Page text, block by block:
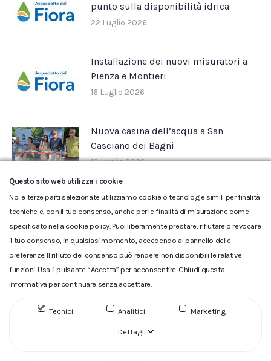
punto sulla disponibilità idrica
22 Luglio 2026
Installazione dei nuovi misuratori a
Pienza e Montieri
16 Luglio 2026
Nuova casina dell’acqua a San
Casciano dei Bagni
10 Luglio 2026
Glossario|Privacy|Cookie|Reclamo
fiscale 00304790538 (P.IVA) già iscritta al n.10.029 - Capitale
Questo sito web utilizza i cookie
Noi e terze parti selezionate utilizziamo cookie o tecnologie simili per finalità
tecniche e, con il tuo consenso, anche per le finalità di misurazione come
specificato nella cookie policy. Puoi liberamente prestare, rifiutare o revocare
il tuo consenso, in qualsiasi momento, accedendo al pannello delle
preferenze. Il rifiuto del consenso può rendere non disponibili le relative
funzioni. Usa il pulsante “Accetta” per acconsentire. Chiudi questa
informativa per continuare senza accettare.
Tecnici Analitici Marketing
Dettagli